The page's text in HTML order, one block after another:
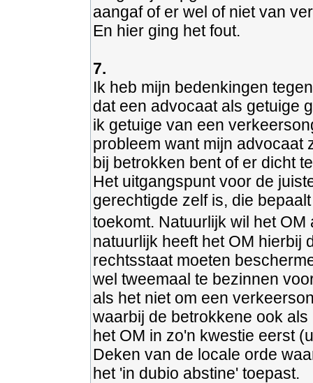
aangaf of er wel of niet van
En hier ging het fout.
7.
Ik heb mijn bedenkingen
dat een advocaat als getuige
ik getuige van een
probleem want mijn advocaat
bij betrokken bent of er dicht
Het uitgangspunt voor de
gerechtigde zelf is, die
toekomt. Natuurlijk wil het
natuurlijk heeft het OM hierbij
rechtsstaat moeten
wel tweemaal te bezinnen
als het niet om een
waarbij de betrokkene ook
het OM in zo'n kwestie eerst
Deken van de locale orde
het 'in dubio abstine' toepast.